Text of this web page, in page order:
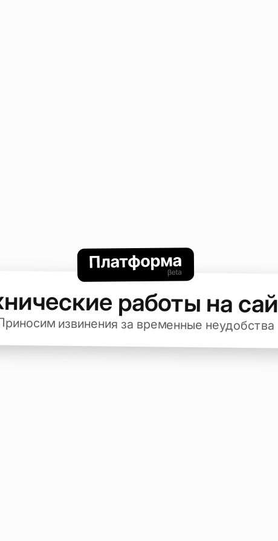
работы на
извинения за временные неудобства